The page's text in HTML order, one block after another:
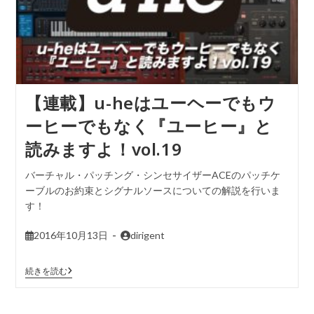
【連載】u-heはユーヘーでもウ
ーヒーでもなく『ユーヒー』と
読みますよ！vol.19
バーチャル・パッチング・シンセサイザーACEのパッチケ
ーブルのお約束とシグナルソースについての解説を行いま
す！
2016年10月13日 dirigent
続きを読む